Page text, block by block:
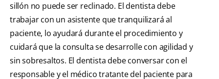
sillón no puede ser reclinado. El dentista debe
trabajar con un asistente que tranquilizará al
paciente, lo ayudará durante el procedimiento y
cuidará que la consulta se desarrolle con agilidad y
sin sobresaltos. El dentista debe conversar con el
responsable y el médico tratante del paciente para